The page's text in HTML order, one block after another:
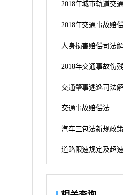
2018年城市轨道交
2018年交通事故赔
人身损害赔偿司法
2018年交通事故伤
交通肇事逃逸司法
交通事故赔偿法
汽车三包法新规政策
道路限速规定及超